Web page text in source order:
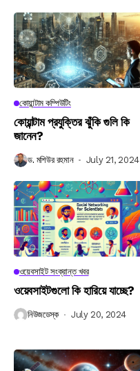
কোয়ান্টাম কম্পিউটিং
কোয়ান্টাম প্রযুক্তির ঝুঁকি গুলি কি
জানেন?
ড. মশিউর রহমান July 21, 2024
ওয়েবসাইট সংক্রান্ত খবর
ওয়েবসাইটগুলো কি হারিয়ে যাচ্ছে?
নিউজডেস্ক July 20, 2024